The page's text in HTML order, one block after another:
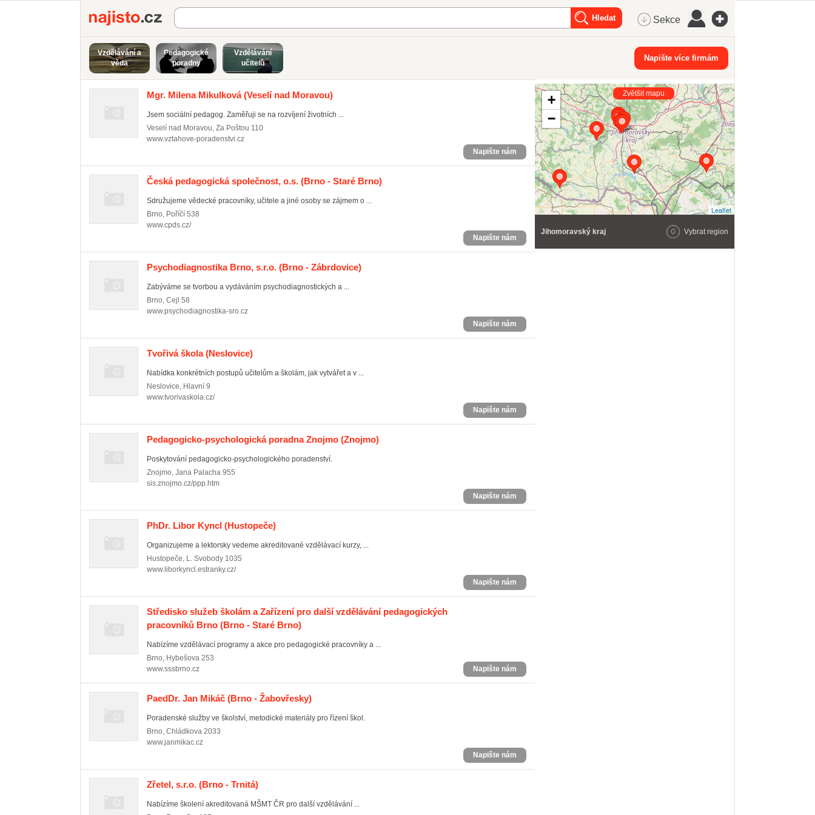
Najisto.cz Sekce
Vzdělávání a
věda
Pedagogické
poradny
Vzdělávání
učitelů
Napište více firmám
Mgr. Milena Mikulková(Veselí nad Moravou)
Jsem sociální pedagog. Zaměřuji se na rozvíjení životních ...
Veselí nad Moravou, Za Poštou 110
www.vztahove-poradenstvi.cz
Napište nám
Česká pedagogická společnost, o.s. (Brno - Staré Brno)
Sdružujeme vědecké pracovníky, učitele a jiné osoby se zájmem o ...
Brno, Poříčí 538
www.cpds.cz/
Napište nám
Psychodiagnostika Brno, s.r.o. (Brno - Zábrdovice)
Zabýváme se tvorbou a vydáváním psychodiagnostických a ...
Brno, Cejl 58
www.psychodiagnostika-sro.cz
Napište nám
Tvořivá škola(Neslovice)
Nabídka konkrétních postupů učitelům a školám, jak vytvářet a v ...
Neslovice, Hlavní 9
www.tvorivaskola.cz/
Napište nám
Pedagogicko-psychologická poradna Znojmo (Znojmo)
Poskytování pedagogicko-psychologického poradenství.
Znojmo, Jana Palacha 955
sis.znojmo.cz/ppp.htm
Napište nám
PhDr. Libor Kyncl (Hustopeče)
Organizujeme a lektorsky vedeme akreditované vzdělávací kurzy, ...
Hustopeče, L. Svobody 1035
www.liborkyncl.estranky.cz/
Napište nám
Středisko služeb školám a Zařízení pro další vzdělávání pedagogických
pracovníků Brno (Brno - Staré Brno)
Nabízíme vzdělávací programy a akce pro pedagogické pracovníky a ...
Brno, Hybešova 253
www.sssbrno.cz
Napište nám
PaedDr. Jan Mikáč (Brno - Žabovřesky)
Poradenské služby ve školství, metodické materiály pro řízení škol.
Brno, Chládkova 2033
www.janmikac.cz
Napište nám
Zřetel, s.r.o. (Brno - Trnitá)
Nabízíme školení akreditovaná MŠMT ČR pro další vzdělávání ...
+
−
Leaflet
Zvětšit mapu
Jihomoravský kraj Vybrat region